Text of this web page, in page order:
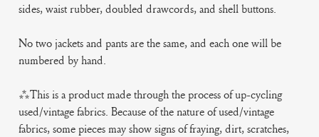
sides, waist rubber, doubled drawcords, and shell buttons.
No two jackets and pants are the same, and each one will be
numbered by hand.
***This is a product made through the process of up-cycling
used/vintage fabrics. Because of the nature of used/vintage
fabrics, some pieces may show signs of fraying, dirt, scratches,